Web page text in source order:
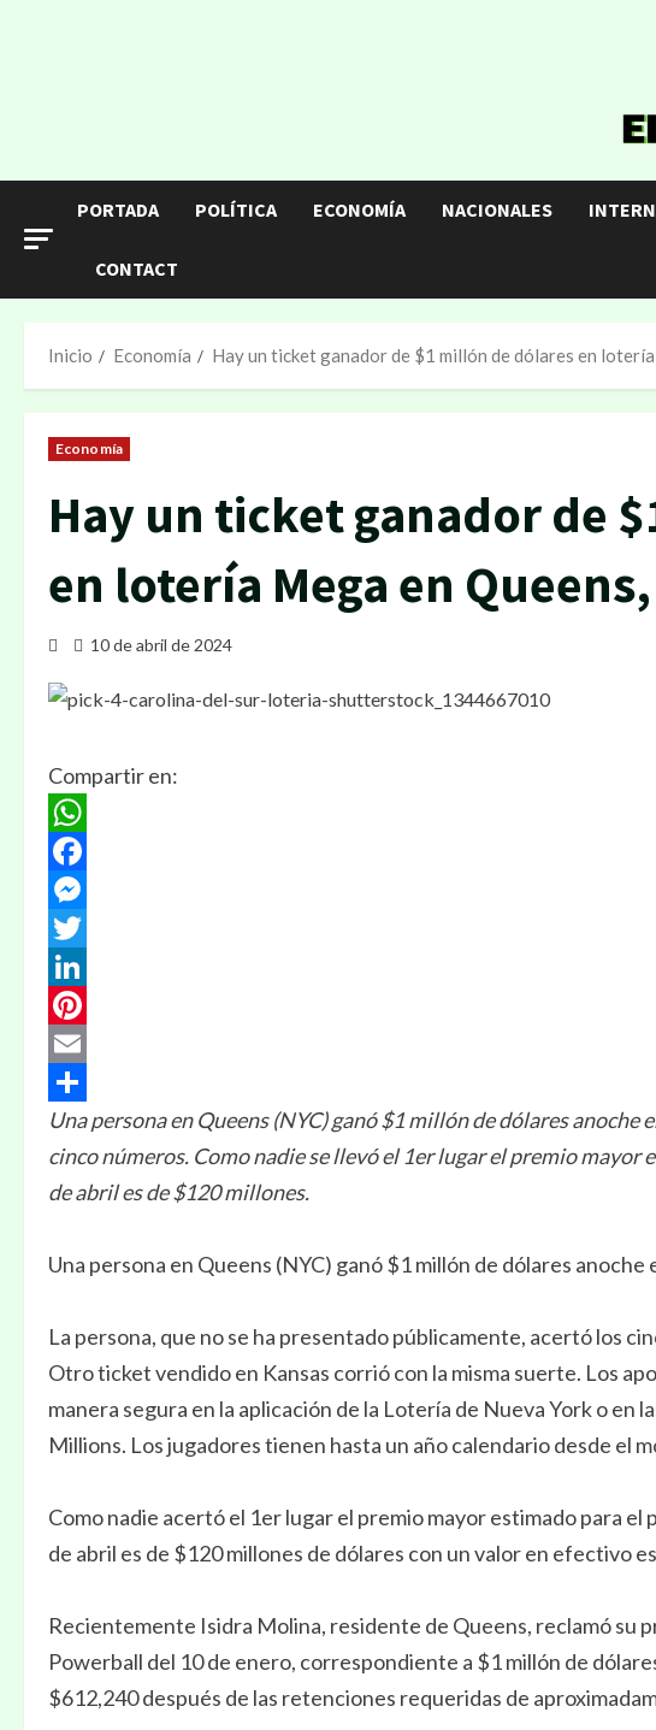
PORTADA POLÍTICA ECONOMÍA NACIONALES
CONTACT
Inicio Economía Hay un ticket ganador de $1 millón de dólares en
Economía
Hay un ticket ganador de
en lotería Mega en Queens,
10 de abril de 2024
Compartir en:
WhatsApp
Facebook
Messenger
Twitter
LinkedIn
Pinterest
Email
Compartir
Una persona en Queens (NYC) ganó $1 millón de dólares
cinco números. Como nadie se llevó el 1er lugar el premio
de abril es de $120 millones.
Una persona en Queens (NYC) ganó $1 millón de dólares
La persona, que no se ha presentado públicamente, acertó los
Otro ticket vendido en Kansas corrió con la misma suerte. Los
manera segura en la aplicación de la Lotería de Nueva York o en
Millions. Los jugadores tienen hasta un año calendario desde el
Como nadie acertó el 1er lugar el premio mayor estimado para
de abril es de $120 millones de dólares con un valor en efectivo
Recientemente Isidra Molina, residente de Queens, reclamó su
Powerball del 10 de enero, correspondiente a $1 millón de
$612,240 después de las retenciones requeridas de